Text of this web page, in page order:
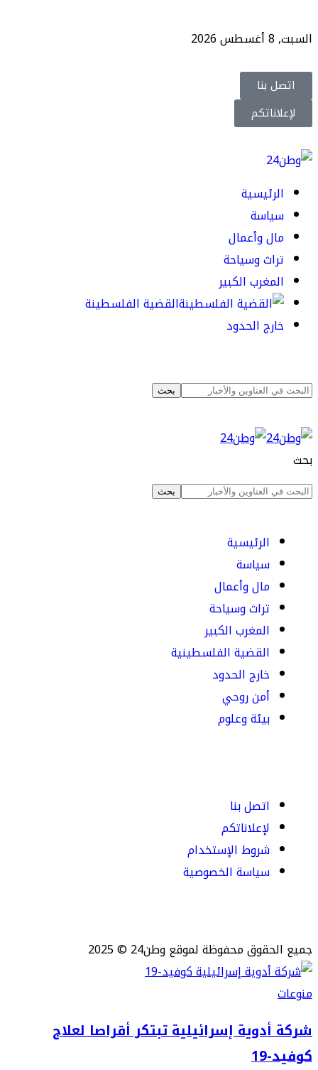
السبت, 8 أغسطس 2026
اتصل بنا
لإعلاناتكم
الرئيسية
سياسة
مال وأعمال
تراث وسياحة
المغرب الكبير
القضية الفلسطينة
خارج الحدود
بحث
الرئيسية
سياسة
مال وأعمال
تراث وسياحة
المغرب الكبير
القضية الفلسطينية
خارج الحدود
أمن روحي
بيئة وعلوم
اتصل بنا
لإعلاناتكم
شروط الإستخدام
سياسة الخصوصية
جميع الحقوق محفوظة لموقع وطن24 © 2025
منوعات
شركة أدوية إسرائيلية تبتكر أقراصا لعلاج
كوفيد-19